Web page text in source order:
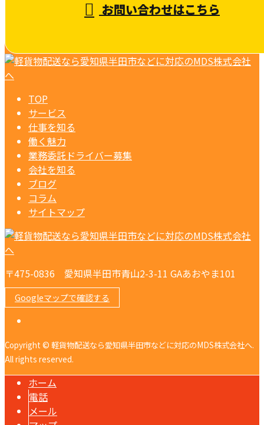
お問い合わせはこちら
TOP
サービス
仕事を知る
働く魅力
業務委託ドライバー募集
会社を知る
ブログ
コラム
サイトマップ
〒475-0836 愛知県半田市青山2-3-11 GAあおやま101
Googleマップで確認する
Copyright © 軽貨物配送なら愛知県半田市などに対応のMDS株式会社へ.
All rights reserved.
ホーム
電話
メール